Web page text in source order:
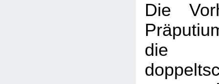
Die
die